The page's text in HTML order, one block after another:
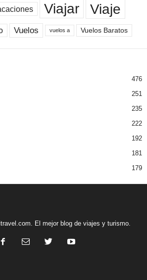
Viajar Viaje
Vuelos vuelos a Vuelos Baratos
476
251
235
222
192
181
179
El mejor blog de viajes y turismo.